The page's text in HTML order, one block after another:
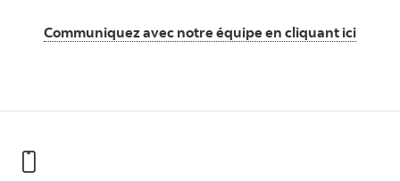
Communiquez avec notre équipe en cliquant ici